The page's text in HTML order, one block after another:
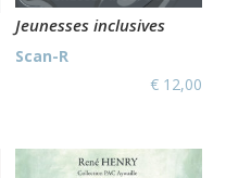
Jeunesses inclusives
Scan-R
€ 12,00